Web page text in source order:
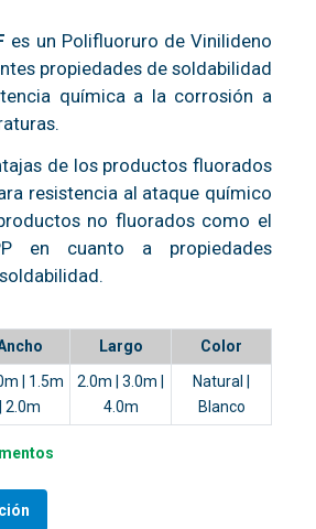
es un Polifluoruro de Vinilideno
propiedades de soldabilidad
química a la corrosión a
de los productos fluorados
resistencia al ataque químico
no fluorados como el
en cuanto a propiedades
Largo
Color
| 1.5m
| 2.0m
2.0m | 3.0m |
4.0m
Natural |
Blanco